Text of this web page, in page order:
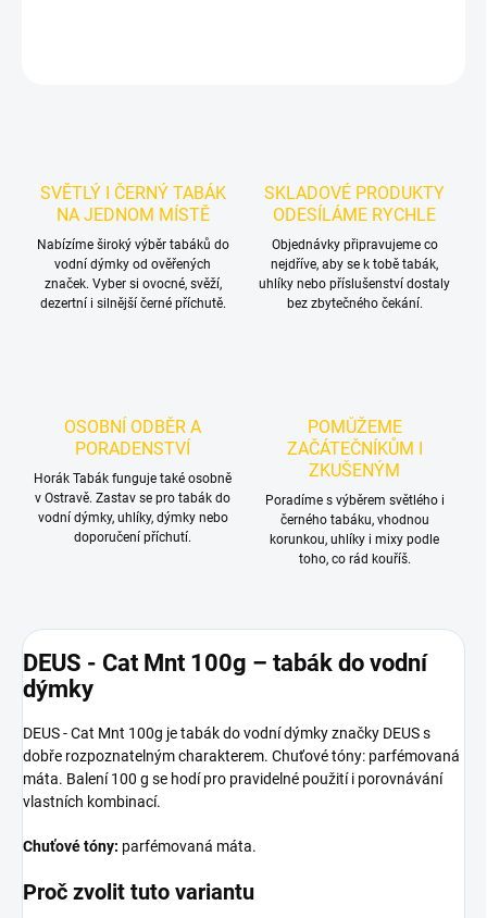
SVĚTLÝ I ČERNÝ TABÁK
NA JEDNOM MÍSTĚ
Nabízíme široký výběr tabáků do
vodní dýmky od ověřených
značek. Vyber si ovocné, svěží,
dezertní i silnější černé příchutě.
SKLADOVÉ PRODUKTY
ODESÍLÁME RYCHLE
Objednávky připravujeme co
nejdříve, aby se k tobě tabák,
uhlíky nebo příslušenství dostaly
bez zbytečného čekání.
OSOBNÍ ODBĚR A
PORADENSTVÍ
Horák Tabák funguje také osobně
v Ostravě. Zastav se pro tabák do
vodní dýmky, uhlíky, dýmky nebo
doporučení příchutí.
POMŮŽEME
ZAČÁTEČNÍKŮM I
ZKUŠENÝM
Poradíme s výběrem světlého i
černého tabáku, vhodnou
korunkou, uhlíky i mixy podle
toho, co rád kouříš.
DEUS - Cat Mnt 100g – tabák do vodní
dýmky
DEUS - Cat Mnt 100g je tabák do vodní dýmky značky DEUS s
dobře rozpoznatelným charakterem. Chuťové tóny: parfémovaná
máta. Balení 100 g se hodí pro pravidelné použití i porovnávání
vlastních kombinací.
Chuťové tóny: parfémovaná máta.
Proč zvolit tuto variantu